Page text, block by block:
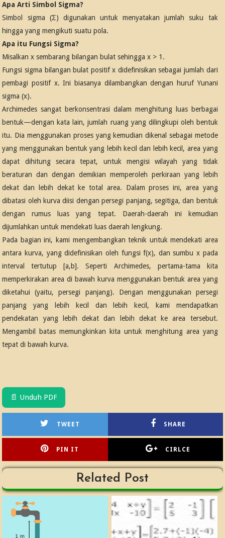
Apa Arti Simbol Sigma?
Simbol sigma (Σ) digunakan untuk menyatakan jumlah suku tak
hingga yang mengikuti suatu pola.
Apa itu Fungsi Sigma?
Misalkan x sembarang bilangan bulat sehingga x > 1.
Fungsi sigma bilangan bulat positif x didefinisikan sebagai jumlah dari
pembagi positif x. Ini biasanya dilambangkan dengan huruf Yunani
sigma (x).
Archimedes sangat berkonsentrasi dalam menghitung luas berbagai
bentuk—dengan kata lain, jumlah ruang yang dilingkupi oleh bentuk
itu. Dia menggunakan proses yang kemudian dikenal sebagai metode
yang menggunakan bentuk yang lebih kecil dan lebih kecil, area yang
dapat dihitung secara tepat, untuk mengisi wilayah yang tidak
beraturan dan dengan demikian memperoleh perkiraan yang lebih
dekat dan lebih dekat ke total area. Dalam proses ini, area yang
dibatasi oleh kurva diisi dengan persegi panjang, segitiga, dan bentuk
dengan rumus luas yang tepat. Daerah-daerah ini kemudian
dijumlahkan untuk mendekati luas daerah lengkung.
Pada bagian ini, kami mengembangkan teknik untuk mendekati area
antara kurva, yang didefinisikan oleh fungsi f(x), dan sumbu x pada
interval tertutup [a,b]. Seperti Archimedes, pertama-tama kita
memperkirakan area di bawah kurva menggunakan bentuk area yang
diketahui (yaitu, persegi panjang). Dengan menggunakan persegi
panjang yang lebih kecil dan lebih kecil, kami mendapatkan
pendekatan yang lebih dekat dan lebih dekat ke area tersebut.
Mengambil batas memungkinkan kita untuk menghitung area yang
tepat di bawah kurva.
📄 Unduh PDF
TWEET SHARE
PIN IT CIRLCE
Related Post